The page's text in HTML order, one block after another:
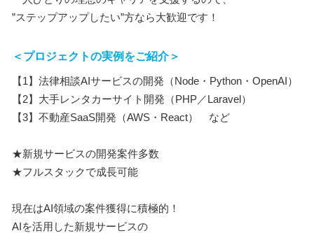
”ステップアップしたい”方なら大歓迎です！
＜プロジェクトの実例をご紹介＞
【1】法律相談AIサービスの開発（Node・Python・OpenAI）
【2】大手レンタカーサイト開発（PHP／Laravel）
【3】不動産SaaS開発（AWS・React） など
★新規サービスの開発案件多数
★フルスタックで成長可能
現在はAI領域の案件獲得に積極的！
AIを活用した新規サービスの